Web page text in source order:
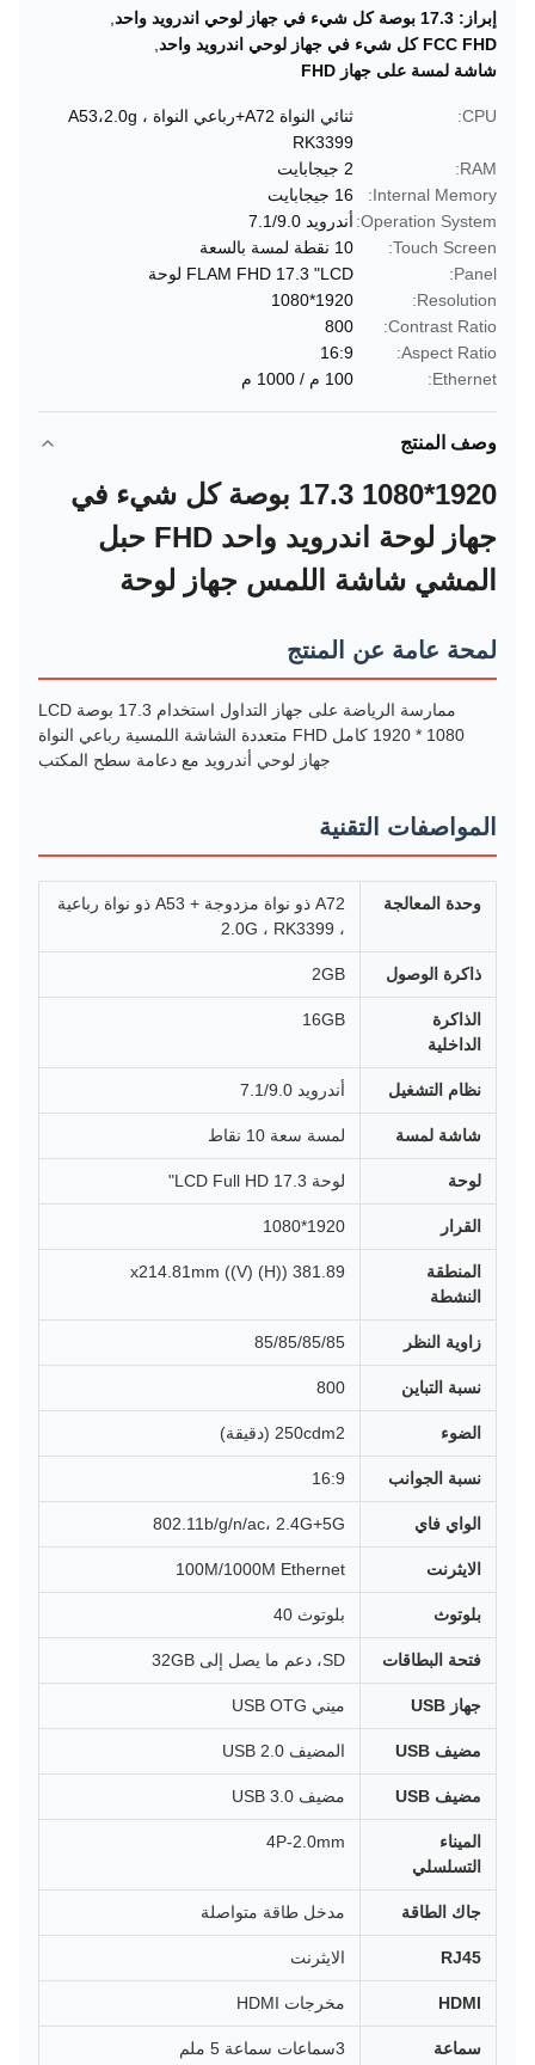
إبراز: 17.3 بوصة كل شيء في جهاز لوحي اندرويد واحد
FCC FHD كل شيء في جهاز لوحي اندرويد واحد
شاشة لمسة على جهاز FHD
CPU:
ثنائي النواة A72+رباعي النواة A53،2.0g ،
RK3399
RAM:
2 جيجابايت
Internal Memory:
16 جيجابايت
Operation System: أندرويد 7.1/9.0
Touch Screen:
10 نقطة لمسة بالسعة
Panel:
FLAM FHD 17.3 "LCD لوحة
Resolution:
1920*1080
Contrast Ratio:
800
Aspect Ratio:
16:9
Ethernet:
100 م / 1000 م
وصف المنتج
1920*1080 17.3 بوصة كل شيء في
جهاز لوحة اندرويد واحد FHD حبل
المشي شاشة اللمس جهاز لوحة
لمحة عامة عن المنتج
ممارسة الرياضة على جهاز التداول استخدام 17.3 بوصة LCD
1920 * 1080 كامل FHD متعددة الشاشة اللمسية رباعي النواة
جهاز لوحي أندرويد مع دعامة سطح المكتب
المواصفات التقنية
وحدة المعالجة
A72 ذو نواة مزدوجة + A53 ذو نواة رباعية
، 2.0G ، RK3399
ذاكرة الوصول 2GB
الذاكرة
الداخلية
16GB
نظام التشغيل أندرويد 7.1/9.0
شاشة لمسة لمسة سعة 10 نقاط
لوحة لوحة LCD Full HD 17.3"
القرار 1920*1080
المنطقة
النشطة
381.89 ((H) x214.81mm ((V)
زاوية النظر 85/85/85/85
نسبة التباين 800
الضوء 250cdm2 (دقيقة)
نسبة الجوانب 16:9
الواي فاي 802.11b/g/n/ac، 2.4G+5G
الايثرنت 100M/1000M Ethernet
بلوتوث بلوتوث 40
فتحة البطاقات SD، دعم ما يصل إلى 32GB
جهاز USB ميني USB OTG
مضيف USB المضيف USB 2.0
مضيف USB مضيف USB 3.0
الميناء
التسلسلي
4P-2.0mm
جاك الطاقة مدخل طاقة متواصلة
RJ45 الايثرنت
HDMI مخرجات HDMI
سماعة 3سماعات سماعة 5 ملم